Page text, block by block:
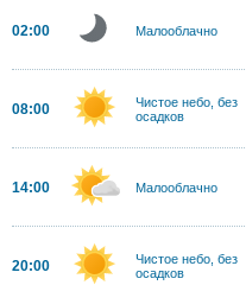
02:00 Малооблачно
08:00
Чистое небо, без
осадков
14:00 Малооблачно
20:00
Чистое небо, без
осадков